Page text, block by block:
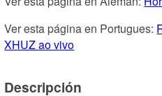
Ver esta página en Portugues:
XHUZ ao vivo
Descripción